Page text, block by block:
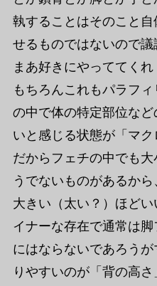
執することはそのこと
せるものではないので議
まあ好きにやっててく
もちろんこれもパラフ
の中で体の特定部位な
いと感じる状態が「マ
だからフェチの中でも
うでないものがあるか
大きい（太い？）ほど
イナーな存在で通常は
にはならないであろう
りやすいのが「背の高